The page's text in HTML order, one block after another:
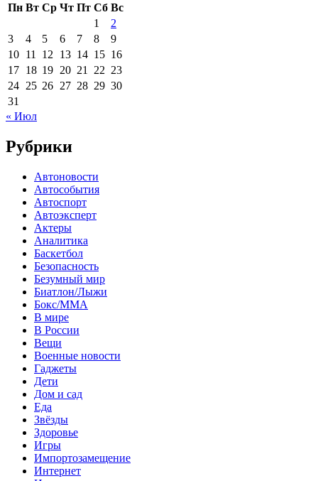
Пн Вт Ср Чт Пт Сб Вс
1
2
3
4 5 6 7 8
9
10 11 12 13 14 15 16
17 18 19 20 21 22 23
24 25 26 27 28 29 30
31
« Июл
Рубрики
Автоновости
Автособытия
Автоспорт
Автоэксперт
Актеры
Аналитика
Баскетбол
Безопасность
Безумный мир
Биатлон/Лыжи
Бокс/MMA
В мире
В России
Вещи
Военные новости
Гаджеты
Дети
Дом и сад
Еда
Звёзды
Здоровье
Игры
Импортозамещение
Интернет